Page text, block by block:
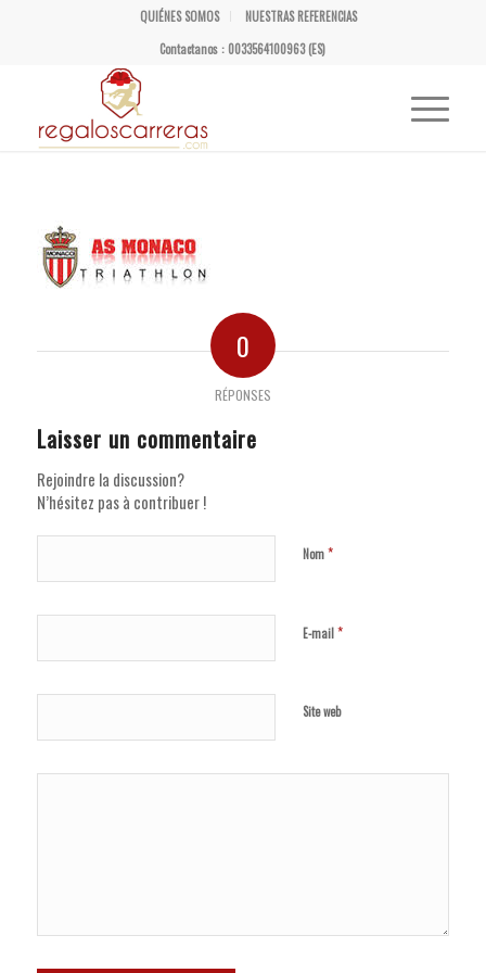
QUIÉNES SOMOS
NUESTRAS REFERENCIAS
Contactanos : 0033564100963 (ES)
0
RÉPONSES
Laisser un commentaire
Rejoindre la discussion?
N’hésitez pas à contribuer !
Nom*
E-mail*
Site web